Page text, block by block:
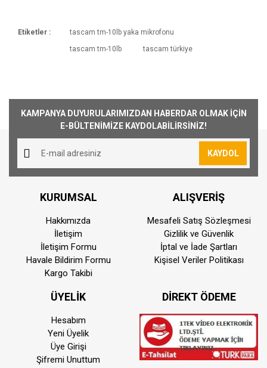
Ürünlerimizin ortalama olarak kargoya veriliş
1000₺ Üstü siparişlerin tümü Türkiye'nin her
yerine ücretsiz olarak gönderilmektedir. 1000₺
altında kalan siparişler için 30₺ kargo ücreti
alınmaktadır.
Saat 15:00'a kadar vermiş olduğunuz sipariş
aynı günde kargoya teslim edilmektedir.
Teslimat süresi bulunmuş olduğunuz konuma
göre farklılık gösterebilmektedir. Saat
15:00'dan sonra vermiş olduğunuz siparişler
ertisi ilk iş günü kargoya teslim edilmektedir
Kurye İle Teslimat(Sadece İstanbul)
Kurye ile teslimat sadece İstanbul ili ve motor
ile taşınabilir ürünler için geçerlidir. Teslimat
ücreti 200 TL dir.
Adalar, Silivri, Çatalca, Şile, Kemerburgaz,
Etiketler :
tascam tm-10lb yaka mikrofonu
tascam tm-10lb
tascam türkiye
KAMPANYA DUYURULARIMIZDAN HABERDAR OLMAK İÇİN
E-BÜLTENİMİZE KAYDOLABİLİRSİNİZ!
KAYDOL
KURUMSAL
Hakkımızda
İletişim
İletişim Formu
Havale Bildirim Formu
Kargo Takibi
ALIŞVERİŞ
Mesafeli Satış Sözleşmesi
Gizlilik ve Güvenlik
İptal ve İade Şartları
Kişisel Veriler Politikası
ÜYELİK
Hesabım
Yeni Üyelik
Üye Girişi
Şifremi Unuttum
DİREKT ÖDEME